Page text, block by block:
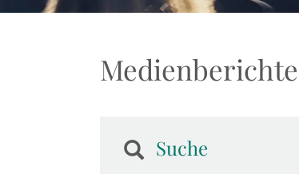
Medienberichte
Suche